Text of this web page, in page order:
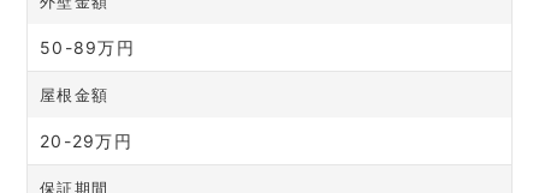
50-89万円
屋根金額
20-29万円
保証期間